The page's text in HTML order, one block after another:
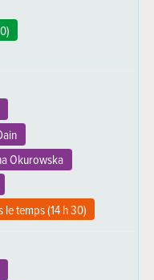
)
Okurowska
le temps (14 h 30)